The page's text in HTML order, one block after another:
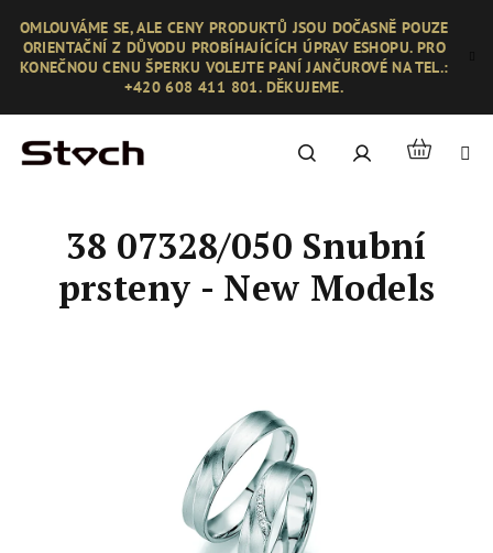
obsah
OMLOUVÁME SE, ALE CENY PRODUKTŮ JSOU DOČASNĚ POUZE
ORIENTAČNÍ Z DŮVODU PROBÍHAJÍCÍCH ÚPRAV ESHOPU. PRO
KONEČNOU CENU ŠPERKU VOLEJTE PANÍ JANČUROVÉ NA TEL.:
+420 608 411 801. DĚKUJEME.
Hledat PřihlášeníNákupní
38 07328/050 Snubní
prsteny - New Models